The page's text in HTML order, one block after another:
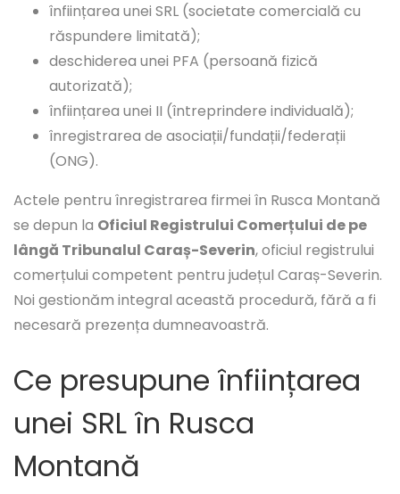
înființarea unei SRL (societate comercială cu
răspundere limitată);
deschiderea unei PFA (persoană fizică
autorizată);
înființarea unei II (întreprindere individuală);
înregistrarea de asociații/fundații/federații
(ONG).
Actele pentru înregistrarea firmei în Rusca Montană
se depun la Oficiul Registrului Comerțului de pe
lângă Tribunalul Caraș-Severin, oficiul registrului
comerțului competent pentru județul Caraș-Severin.
Noi gestionăm integral această procedură, fără a fi
necesară prezența dumneavoastră.
Ce presupune înființarea
unei SRL în Rusca
Montană